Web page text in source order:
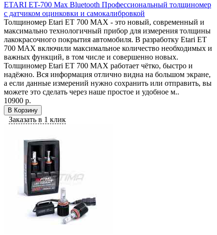
ETARI ET-700 Max Bluetooth Профессиональный толщиномер
c датчиком оцинковки и самокалибровкой
Толщиномер Etari ЕТ 700 МАХ - это новый, современный и
максимально технологичный прибор для измерения толщины
лакокрасочного покрытия автомобиля. В разработку Etari ЕТ
700 МАХ включили максимальное количество необходимых и
важных функций, в том числе и совершенно новых.
Толщиномер Etari ЕТ 700 МАХ работает чётко, быстро и
надёжно. Вся информация отлично видна на большом экране,
а если данные измерений нужно сохранить или отправить, вы
можете это сделать через наше простое и удобное м..
10900 р.
В Корзину
Заказать в 1 клик